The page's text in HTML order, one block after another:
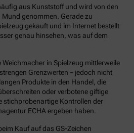
aus Kunststoff und wird von den
genommen. Gerade zu
gekauft und im Internet bestellt
genau hinsehen, was auf dem
in Spielzeug mittlerweile
Grenzwerten – jedoch nicht
Produkte in den Handel, die
oder verbotene giftige
stichprobenartige Kontrollen der
ECHA ergeben haben.
Kauf auf das GS-Zeichen